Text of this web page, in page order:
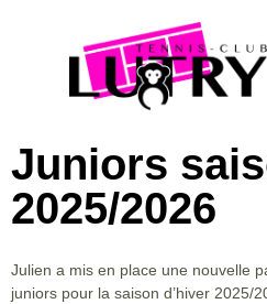
Juniors
2025/2026
Julien a mis en place une nouvelle
juniors pour la saison d’hiver 2025/